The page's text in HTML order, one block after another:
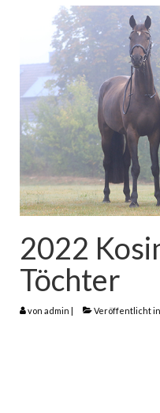
2022
Töchter
von admin | Veröffentlicht